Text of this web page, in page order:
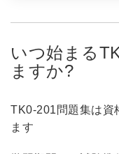
いつ始まる
ますか?
TK0-201問題集は資
ます